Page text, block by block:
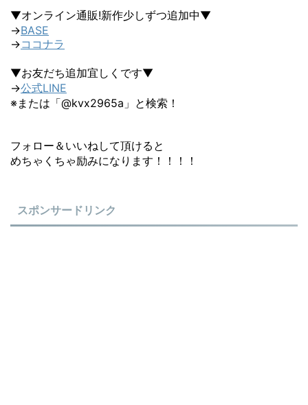
▼オンライン通販!新作少しずつ追加中▼
→BASE
→ココナラ
▼お友だち追加宜しくです▼
→公式LINE
※または「@kvx2965a」と検索！
フォロー＆いいねして頂けると
めちゃくちゃ励みになります！！！！
スポンサードリンク